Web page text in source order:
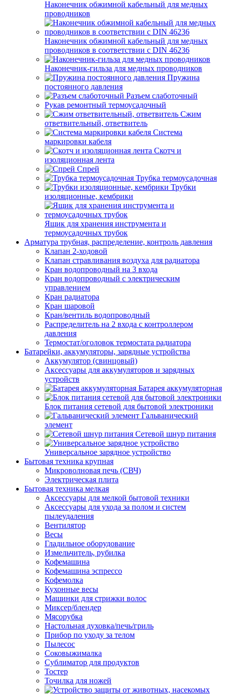
Наконечник обжимной кабельный для медных
проводников
Наконечник обжимной кабельный для медных
проводников в соответствии с DIN 46236
Наконечник-гильза для медных проводников
Пружина
постоянного давления
Разъем слаботочный
Рукав ремонтный термоусадочный
Сжим
ответвительный, ответвитель
Система
маркировки кабеля
Скотч и
изоляционная лента
Спрей
Трубка термоусадочная
Трубки
изоляционные, кембрики
Ящик для хранения инструмента и
термоусадочных трубок
Арматура трубная, распределение, контроль давления
Клапан 2-ходовой
Клапан стравливания воздуха для радиатора
Кран водопроводный на 3 входа
Кран водопроводный с электрическим
управлением
Кран радиатора
Кран шаровой
Кран/вентиль водопроводный
Распределитель на 2 входа с контроллером
давления
Термостат/оголовок термостата радиатора
Батарейки, аккумуляторы, зарядные устройства
Аккумулятор (свинцовый)
Аксессуары для аккумуляторов и зарядных
устройств
Батарея аккумуляторная
Блок питания сетевой для бытовой электроники
Гальванический
элемент
Сетевой шнур питания
Универсальное зарядное устройство
Бытовая техника крупная
Микроволновая печь (СВЧ)
Электрическая плита
Бытовая техника мелкая
Аксессуары для мелкой бытовой техники
Аксессуары для ухода за полом и систем
пылеудаления
Вентилятор
Весы
Гладильное оборудование
Измельчитель, рубилка
Кофемашина
Кофемашина эспрессо
Кофемолка
Кухонные весы
Машинки для стрижки волос
Миксер/блендер
Мясорубка
Настольная духовка/печь/гриль
Прибор по уходу за телом
Пылесос
Соковыжималка
Сублиматор для продуктов
Тостер
Точилка для ножей